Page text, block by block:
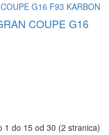
COUPE G16
1 do 15 od 30 (2 stranica)